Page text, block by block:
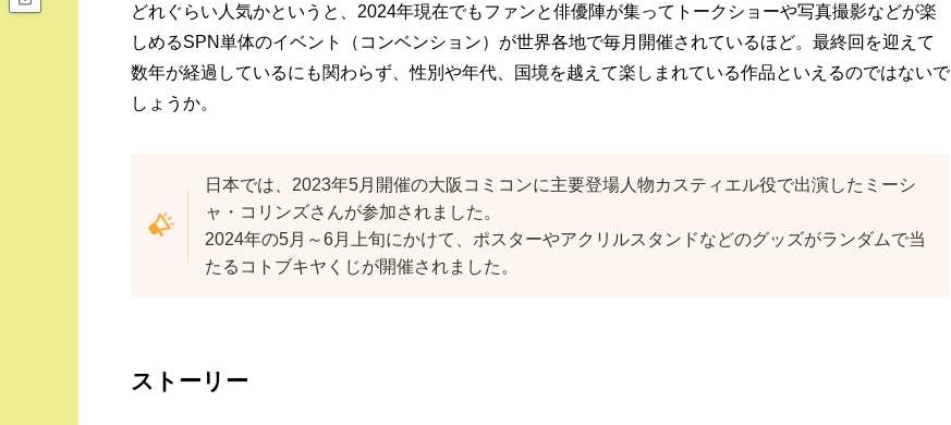
どれぐらい人気かというと、2024年現在でもファンと俳優陣が集ってトークショーや写真撮影などが楽
しめるSPN単体のイベント（コンベンション）が世界各地で毎月開催されているほど。最終回を迎えて
数年が経過しているにも関わらず、性別や年代、国境を越えて楽しまれている作品といえるのではないで
しょうか。
日本では、2023年5月開催の大阪コミコンに主要登場人物カスティエル役で出演したミーシ
ャ・コリンズさんが参加されました。
2024年の5月～6月上旬にかけて、ポスターやアクリルスタンドなどのグッズがランダムで当
たるコトブキヤくじが開催されました。
ストーリー